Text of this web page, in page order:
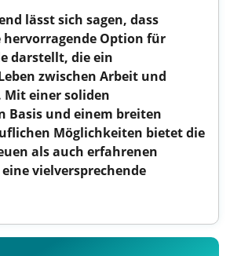
lässt sich sagen, dass
hervorragende Option für
darstellt, die ein
zwischen Arbeit und
Mit einer soliden
Basis und einem breiten
Möglichkeiten bietet die
als auch erfahrenen
vielversprechende